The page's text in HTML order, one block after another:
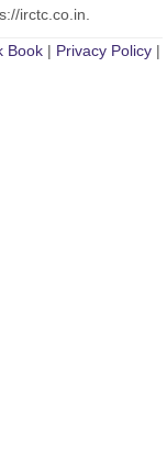
irctc.co.in.
Book | Privacy Policy |